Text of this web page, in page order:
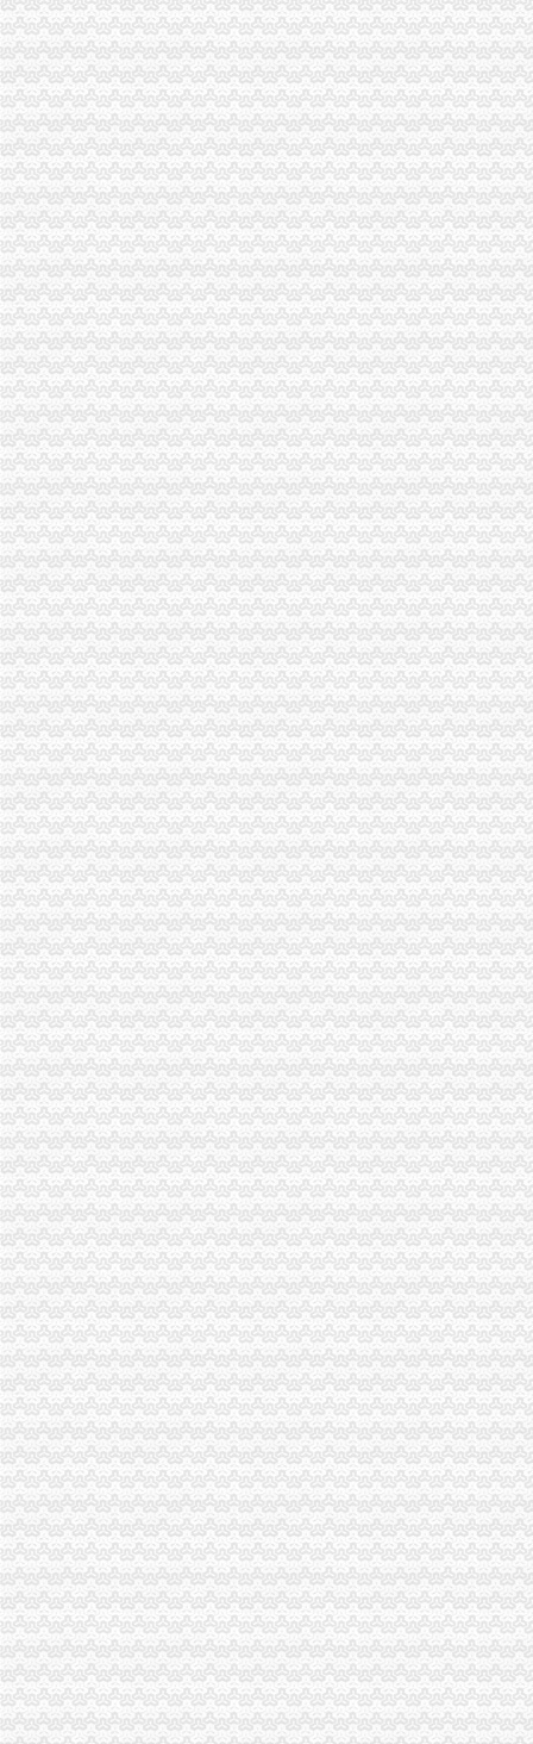
近2600家不合规企业被注销,其中竟有格力小家电、大明眼镜…-金陵
杨公桥公司注销
【玉溪二手手机-玉溪iPhone4s转让信息】-玉溪赶集网
百业网_为企业,做推广
百业网_为企业,做推广
洞房花烛夜差点进班房-中国网媒经济
百业网_为企业,做推广
西永公司注销
重庆信托投资公司为“清华系”金融平台！_华控赛格（000068）股吧
重庆西永微电子产业园区开发有限公司2013年度第三期中期票据2014
江门市蓬江区西永物资公司建材经营部_【电话地址_招聘信息_注册信
5月31日沪深股市公告提示_第一财经
海关殊监管区域企业增值税一般纳税人资格试点信息化系统建设招标
新桥公司注销
启事·温州商报
海南省食品品监督管理局关于撤销美颐大铭心（海南）保健连锁
：自仪股份：兴业证券股份有限公司关于《上海自动化仪表股
上海：畅购公司被注销支付业务卡内余额八五折收购_东方新闻_看看
发布商机列表_天恒信财税办理公司注册,代理记账【今日推荐网-分类
童家桥公司注销
【多图】万科锦程,大坪租房,石油路轻轨站高品质住宅精装2房出
【重庆资产管理公司注册资本】-重庆工商注册-公司注册-重庆百姓网
_畅说温岭_温岭108生活社区
重庆驾校：桥源驾校总校,全自营无挂靠,补考免费,考场-重庆
重庆工商银行沙坪坝童家桥支行网点地址_客服电话_营业时间查询-卡
双碑公司注销
室内家装设计
重庆黑延伸至周边区县加快基层肃步伐
[关联交易]广宇发展：北京安新律师事务所关于公司发行股份购买资产
沪深股市新交易提示（6/19）_网易财经
隆尧县锋昌机械厂_新闻动态_企业舆_新闻头条-企查查
三峡广场公司注销
【重庆三峡广场附近有会计实操培训机构吗】
重庆王梓实业股份有限公司九龙坡分公司_【信用信息_诉讼信息_财务
深圳华侨城控股股份有限公司发行股份购买资产暨关联交易报告书摘要
上海企业法律顾问律师_第26页_免费在线咨询上海企业法律顾问律师_
深圳证券交易所上市公司-股票频道-和讯网
青木关公司注销
健盛集团：发行股份及支付现金购买资产并募集配套资金暨关联交易预
重庆沙坪坝青木关会计审计公司|重庆列表网
公司理的概念分析-法律快车公司法
[发行]方正优选：更新招募说明书（2018年第1号）-[中财网]
重庆专项审批：重庆工商代办渝中,慷慨的派息政策成为企业的选择。
井口公司注销
陕西省府谷县京府八尺沟煤矿八尺井口_黄页简介_地址电话-众网
?人力资源行政部XX年度工作总结?-三茅总结-三茅人力资源网
四川一流的公司注销项目服务公司变更费用_客集齐网
湖北煤矿安全监察局关于注销长渔峡口镇大田坡煤矿有限责任公司等
平煤马集团永久关闭12对矿井分流安置人_大豫网_腾讯网
歌乐山公司注销
老挝磨丁场|挂挂一族软件站_游戏攻略
清明节来了,重庆4月份要发生翻天覆地的变化！_搜狐旅游_搜狐网
原木门,衣柜,橱柜,护墙板,酒柜,书柜,
重庆市利源力容器设备制造有限责任公司|重庆市利源力容器设备制
7次逾期银行不付已交办不下来_新闻中心_大河网
大学城公司注销
洛铁腕规范旅游市场84家无资质旅行社网点被注销-城市频道-国际
广东省科学技术厅关于注销广州中大学实验动物中心（大学城校区
蓝黛动：万联证券股份有限公司关于公司注销次公开发行股票募集
广州大学城10年“变身”进驻大学生数量翻两番-中新网
中国蓝TV新闻_期-公司声称这是大学城潜规则-资讯-高清
磁器口公司注销
桂发祥：北京市君合律师事务所关于公司次公开发行股票并上市的补
磁器口“陈麻花”掐架陈昌银告陈昌原侵权_大渝网_腾讯网
北京贝尔酒店地址,电话,价格,预订（图）-北京酒店预订-大众点
重庆混凝土搅拌机械左老师造价培训磁器口_志趣网
【快速办理解除税务非正常户公司吊销转注销】-东城磁器口易登网
陈家湾公司注销
7家中央、省属企事业单位整体退出抚仙湖一级保护区_社会新闻_大众网